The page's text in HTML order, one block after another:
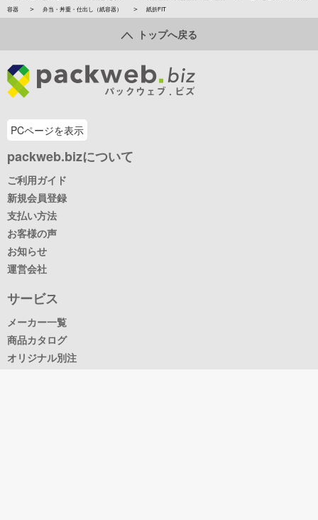
容器
弁当・丼重・仕出し（紙容器） 紙折FIT
トップへ戻る
PCページを表示
packweb.bizについて
ご利用ガイド
新規会員登録
支払い方法
お客様の声
お知らせ
運営会社
サービス
メーカー一覧
商品カタログ
オリジナル別注